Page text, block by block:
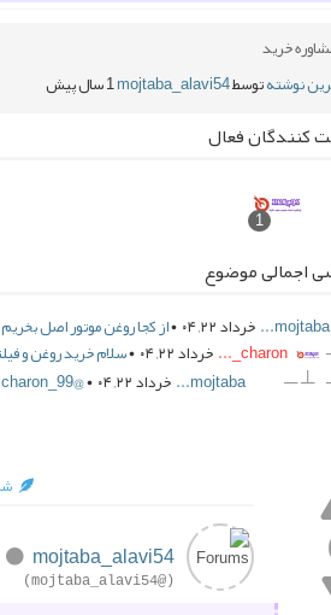
خرید
نوشتهتوسطmojtaba_alavi541 سال پیش
کنندگان فعال
1
اجمالی موضوع
mojtaba... خرداد ۲۲, ۰۴ • از کجا روغن موتور اصل
charon_... خرداد ۲۲, ۰۴ • سلام خرید روغن و
┴ ─
mojtaba... خرداد ۲۲, ۰۴ • @charon_99 کاملا درسته فرمایش شما 👌 منم چند ساله پیش یک ن...
mojtaba_alavi54
(@mojtaba_alavi54)